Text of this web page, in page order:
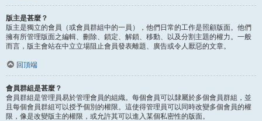
版主是甚麼？
版主是獨立的會員（或會員群組中的一員），他們日常的工作是照顧版面。他們
擁有所管理版面之編輯、刪除、鎖定、解鎖、移動、以及分割主題的權力。一般
而言，版主會站在中立立場阻止會員發表離題、廣告或令人厭惡的文章。
回頂端
會員群組是甚麼？
會員群組是管理員易於管理會員的組織。每個會員可以隸屬於多個會員群組，並
且每個會員群組可以授予個別的權限。這使得管理員可以同時改變多個會員的權
限，像是改變版主的權限，或允許其可以進入某個私密性的版面。